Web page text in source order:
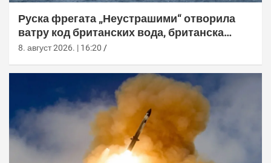
Руска фрегата „Неустрашими“ отворила
ватру код британских вода, британска
морнарица појачала праћење
8. август 2026. | 16:20